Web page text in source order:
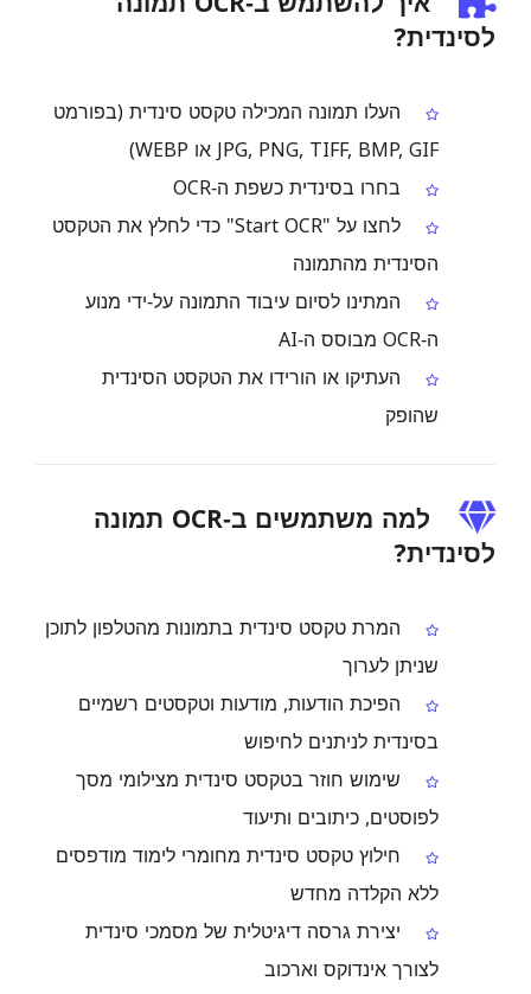
לסינדית?
העלו תמונה המכילה טקסט סינדית (בפורמט
JPG, PNG, TIFF, BMP, GIF או WEBP)
בחרו בסינדית כשפת ה‑OCR
לחצו על "Start OCR" כדי לחלץ את הטקסט
הסינדית מהתמונה
המתינו לסיום עיבוד התמונה על‑ידי מנוע
ה‑OCR מבוסס ה‑AI
העתיקו או הורידו את הטקסט הסינדית
שהופק
למה משתמשים ב‑OCR תמונה
לסינדית?
המרת טקסט סינדית בתמונות מהטלפון לתוכן
שניתן לערוך
הפיכת הודעות, מודעות וטקסטים רשמיים
בסינדית לניתנים לחיפוש
שימוש חוזר בטקסט סינדית מצילומי מסך
לפוסטים, כיתובים ותיעוד
חילוץ טקסט סינדית מחומרי לימוד מודפסים
ללא הקלדה מחדש
יצירת גרסה דיגיטלית של מסמכי סינדית
לצורך אינדוקס וארכוב